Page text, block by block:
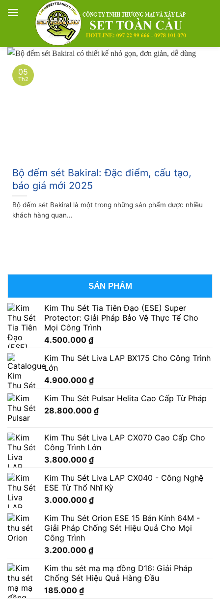
Skip
content
Bộ đếm sét Bakiral: Đặc điểm, cấu tạo,
báo giá mới 2025
Bộ đếm sét Bakiral là một trong những sản phẩm được nhiều
khách hàng quan...
05
Th2
SẢN PHẨM
Kim Thu Sét Tia Tiên Đạo (ESE) Super
Protector: Giải Pháp Bảo Vệ Thực Tế Cho
Mọi Công Trình
4.500.000 ₫
Kim Thu Sét Liva LAP BX175 Cho Công Trình
Lớn
4.900.000 ₫
Kim Thu Sét Pulsar Helita Cao Cấp Từ Pháp
28.800.000 ₫
Kim Thu Sét Liva LAP CX070 Cao Cấp Cho
Công Trình Lớn
3.800.000 ₫
Kim Thu Sét Liva LAP CX040 - Công Nghệ
ESE Từ Thổ Nhĩ Kỳ
3.000.000 ₫
Kim Thu Sét Orion ESE 15 Bán Kính 64M -
Giải Pháp Chống Sét Hiệu Quả Cho Mọi
Công Trình
3.200.000 ₫
Kim thu sét mạ mạ đồng D16: Giải Pháp
Chống Sét Hiệu Quả Hàng Đầu
185.000 ₫